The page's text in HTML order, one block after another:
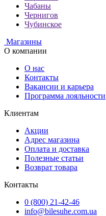
Чабаны
Чернигов
Чубинское
Магазины
О компании
О нас
Контакты
Вакансии и карьера
Программа лояльности
Клиентам
Акции
Адрес магазина
Оплата и доставка
Полезные статьи
Возврат товара
Контакты
0 (800) 21-42-46
info@bilesuhe.com.ua